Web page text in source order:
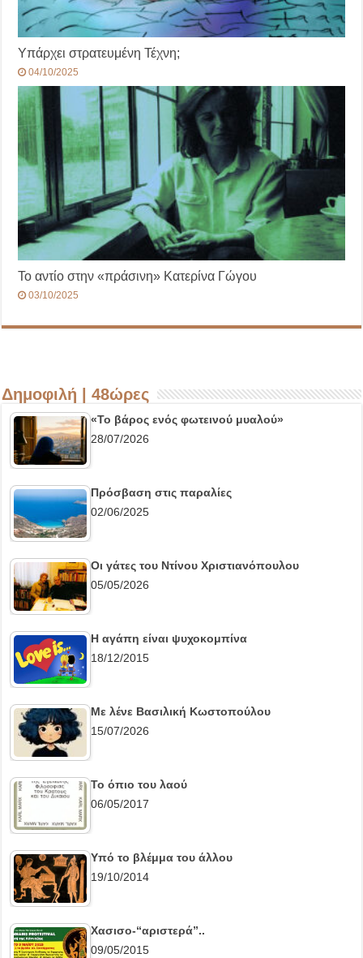
Υπάρχει στρατευμένη Τέχνη;
04/10/2025
Το αντίο στην «πράσινη» Κατερίνα Γώγου
03/10/2025
Δημοφιλή | 48ώρες
«Το βάρος ενός φωτεινού μυαλού»
28/07/2026
Πρόσβαση στις παραλίες
02/06/2025
Οι γάτες του Ντίνου Χριστιανόπουλου
05/05/2026
Η αγάπη είναι ψυχοκομπίνα
18/12/2015
Με λένε Βασιλική Κωστοπούλου
15/07/2026
Το όπιο του λαού
06/05/2017
Υπό το βλέμμα του άλλου
19/10/2014
Χασισο-“αριστερά”..
09/05/2015